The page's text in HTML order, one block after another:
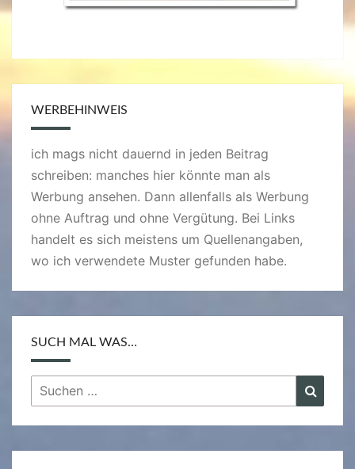
WERBEHINWEIS
ich mags nicht dauernd in jeden Beitrag
schreiben: manches hier könnte man als
Werbung ansehen. Dann allenfalls als Werbung
ohne Auftrag und ohne Vergütung. Bei Links
handelt es sich meistens um Quellenangaben,
wo ich verwendete Muster gefunden habe.
SUCH MAL WAS…
Suchen
nach: